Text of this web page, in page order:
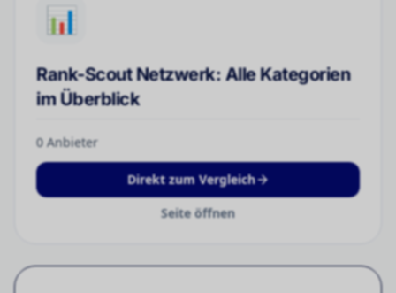
📊
Rank-Scout Netzwerk: Alle Kategorien
im Überblick
0 Anbieter
Direkt zum Vergleich
Seite öffnen